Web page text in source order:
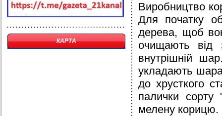
КАРТА
Виробництво
Для початку
дерева, щоб
очищають від
внутрішній
укладають
до хрусткого
палички
мелену корицю.